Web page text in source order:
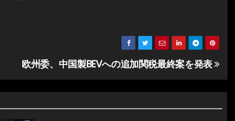
欧州委、中国製BEVへの追加関税最終案を発表